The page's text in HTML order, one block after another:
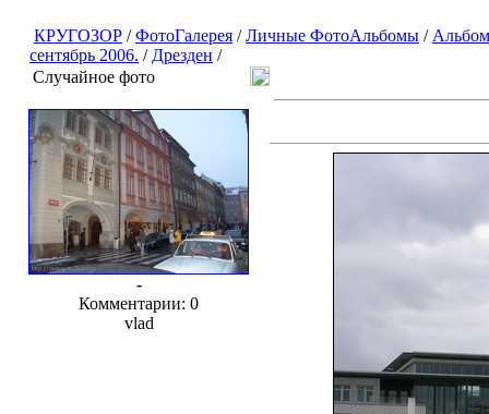
КРУГОЗОР /ФотоГалерея /Личные ФотоАльбомы /
сентябрь 2006. / Дрезден /
Случайное фото
-
Комментарии: 0
vlad